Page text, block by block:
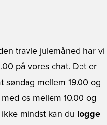
travle julemåned har vi
på vores chat. Det er
søndag mellem 19.00 og
os mellem 10.00 og
mindst kan du
logge